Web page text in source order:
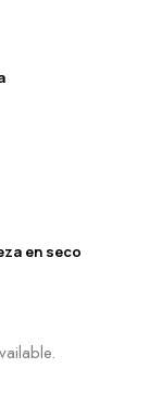
en seco